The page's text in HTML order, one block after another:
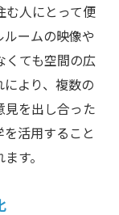
む人にとって便
ームの映像や
くても空間の広
より、複数の
見を出し合った
活用すること
す。